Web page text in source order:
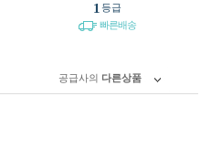
1 등급
빠른배송
공급사의 다른상품